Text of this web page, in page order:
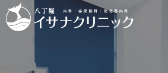
胃